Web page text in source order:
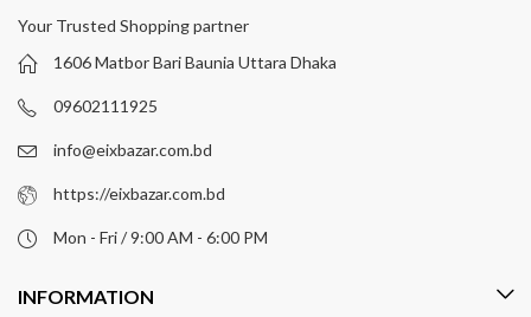
Your Trusted Shopping partner
1606 Matbor Bari Baunia Uttara Dhaka
09602111925
info@eixbazar.com.bd
https://eixbazar.com.bd
Mon - Fri / 9:00 AM - 6:00 PM
INFORMATION